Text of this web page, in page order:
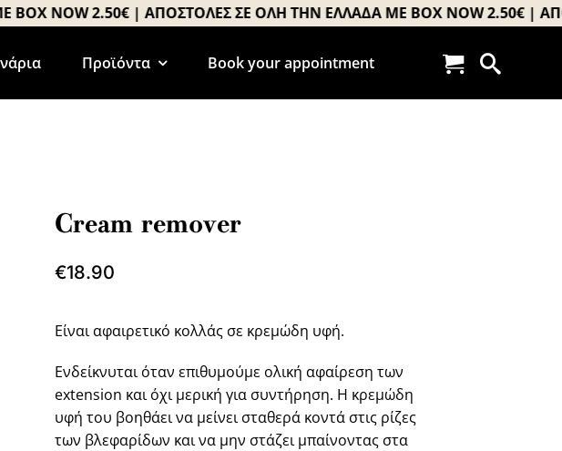
2.50€ | ΑΠΟΣΤΟΛΕΣ ΣΕ ΟΛΗ ΤΗΝ ΕΛΛΑΔΑ ΜΕ BOX NOW 2.50€ |
Προϊόντα Book your appointment
Cream remover
€18.90
Είναι αφαιρετικό κολλάς σε κρεμώδη υφή.
Ενδείκνυται όταν επιθυμούμε ολική αφαίρεση των
extension και όχι μερική για συντήρηση. Η κρεμώδη
υφή του βοηθάει να μείνει σταθερά κοντά στις ρίζες
των βλεφαρίδων και να μην στάζει μπαίνοντας στα